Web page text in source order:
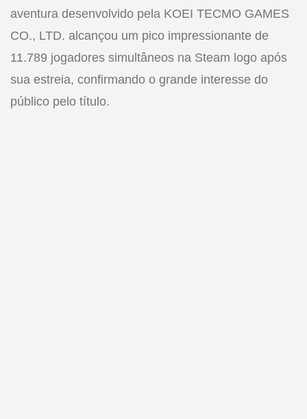
aventura desenvolvido pela KOEI TECMO GAMES
CO., LTD. alcançou um pico impressionante de
11.789 jogadores simultâneos na Steam logo após
sua estreia, confirmando o grande interesse do
público pelo título.